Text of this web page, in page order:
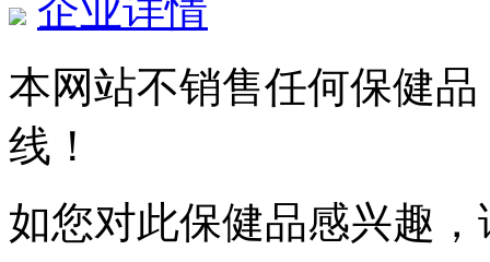
企业详情
本网站不销售任何保健
线！
如您对此保健品感兴趣